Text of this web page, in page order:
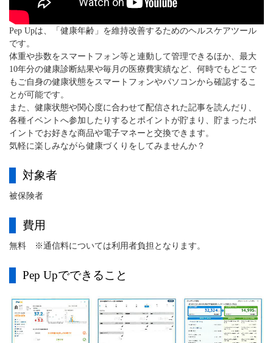
Pep Upは、「健康年齢」を維持改善するためのヘルスケアツール
です。
体重や歩数をスマートフォン等と連動して管理できるほか、最大
10年分の健康診断結果や毎月の医療費実績など、何時でもどこで
もご自身の健康状態をスマートフォンやパソコンから確認するこ
とが可能です。
また、健康状態や関心度に合わせて配信された記事を読んだり、
各種イベントへ参加したりするとポイントが貯まり、貯まったポ
イントでお好きな商品や電子マネーと交換できます。
気軽に楽しみながら健康づくりをしてみませんか？
対象者
被保険者
費用
無料 ※通信料については利用者負担となります。
Pep Upでできること